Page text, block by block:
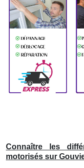
Connaître les
motorisés sur